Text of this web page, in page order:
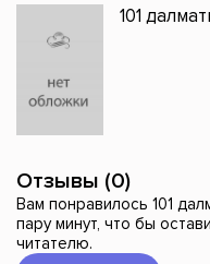
101
Отзывы (0)
Вам понравилось 101
пару минут, что бы
читателю.